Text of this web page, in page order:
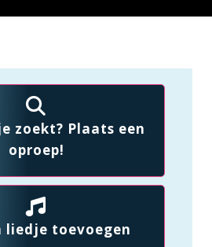
zoekt? Plaats een
oproep!
liedje toevoegen